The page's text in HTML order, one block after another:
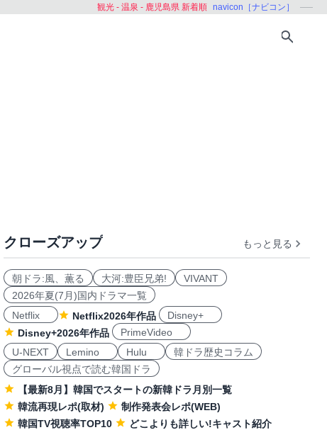
観光 - 温泉 - 鹿児島県 新着順 navicon［ナビコン］
クローズアップ もっと見る
朝ドラ:風、薫る 大河:豊臣兄弟!
VIVANT
2026年夏(7月)国内ドラマ一覧
Netflix
Netflix2026年作品
Disney+
Disney+2026年作品
PrimeVideo
U-NEXT
Lemino Hulu
韓ドラ歴史コラム
グローバル視点で読む韓国ドラ
【最新8月】韓国でスタートの新韓ドラ月別一覧
韓流再現レポ(取材)
制作発表会レポ(WEB)
韓国TV視聴率TOP10
どこよりも詳しい!キャスト紹介